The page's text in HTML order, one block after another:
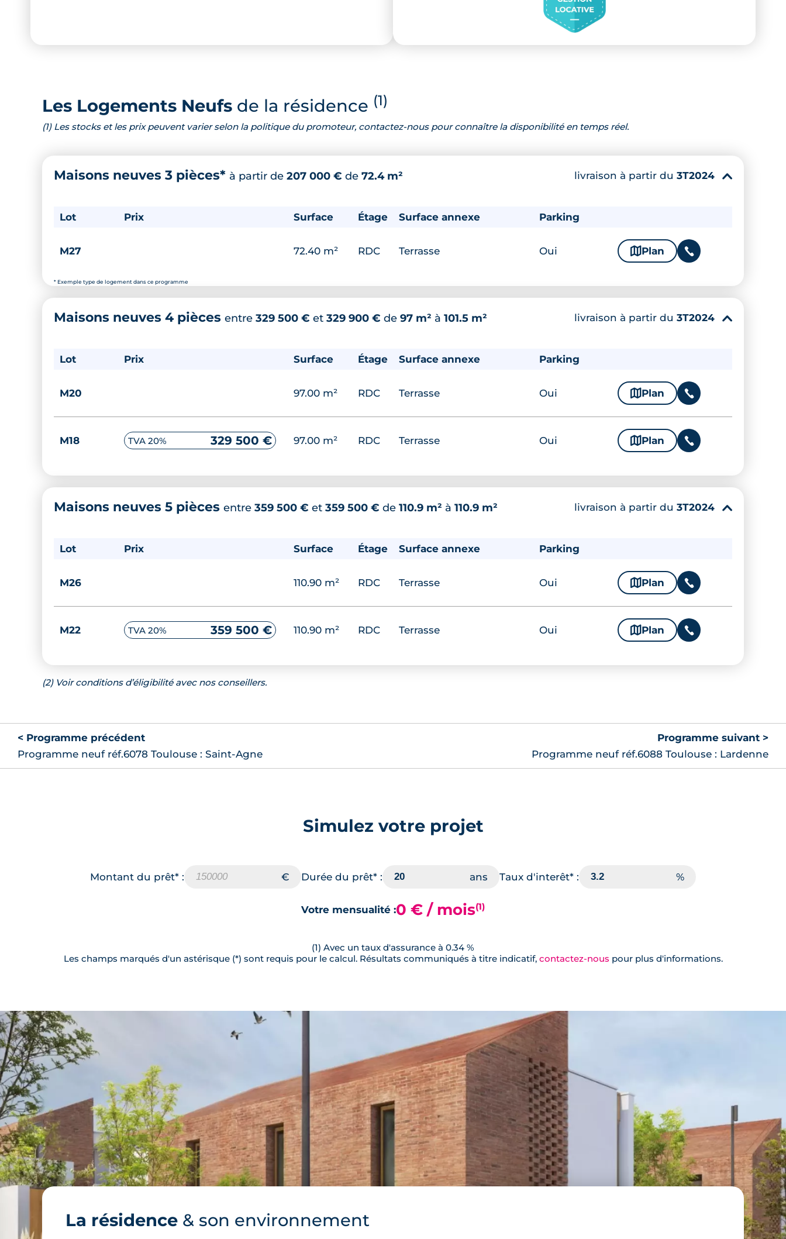
Les Logements Neufs de la résidence (1)
(1) Les stocks et les prix peuvent varier selon la politique du promoteur, contactez-nous pour connaître la disponibilité en temps réel.
Maisons neuves 3 pièces* à partir de 207 000 € de 72.4 m²
* Exemple type de logement dans ce programme
livraison à partir du 3T2024 ▾
Lot Prix Surface Étage Surface annexe Parking
M27 72.40 m² RDC Terrasse Oui 🗞 Plan 📞
Maisons neuves 4 pièces entre 329 500 € et 329 900 € de 97 m² à 101.5 m² livraison à partir du 3T2024 ▾
Lot Prix Surface Étage Surface annexe Parking
M20 97.00 m² RDC Terrasse Oui 🗞 Plan 📞
M18 TVA 20% 329 500 € 97.00 m² RDC Terrasse Oui 🗞 Plan 📞
Maisons neuves 5 pièces entre 359 500 € et 359 500 € de 110.9 m² à 110.9 m² livraison à partir du 3T2024 ▾
Lot Prix Surface Étage Surface annexe Parking
M26 110.90 m² RDC Terrasse Oui 🗞 Plan 📞
M22 TVA 20% 359 500 € 110.90 m² RDC Terrasse Oui 🗞 Plan 📞
(2) Voir conditions d’éligibilité avec nos conseillers.
< Programme précédent
Programme neuf réf.6078 Toulouse : Saint-Agne
Programme suivant >
Programme neuf réf.6088 Toulouse : Lardenne
Simulez votre projet
Montant du prêt* : Durée du prêt* : Taux d'interêt* :
Votre mensualité :0 € / mois(1)
(1) Avec un taux d'assurance à 0.34 %
Les champs marqués d'un astérisque (*) sont requis pour le calcul. Résultats communiqués à titre indicatif, contactez-nous pour plus d'informations.
La résidence & son environnement